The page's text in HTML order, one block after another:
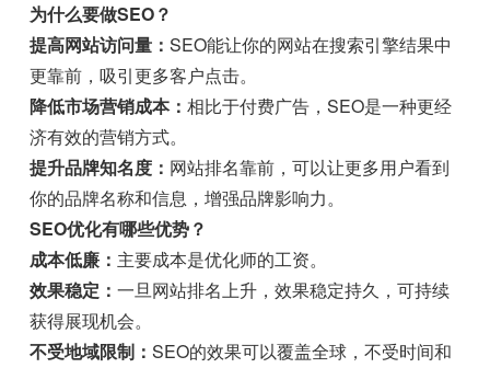
为什么要做SEO？
提高网站访问量：SEO能让你的网站在搜索引擎结果中
更靠前，吸引更多客户点击。
降低市场营销成本：相比于付费广告，SEO是一种更经
济有效的营销方式。
提升品牌知名度： 网站排名靠前，可以让更多用户看到
你的品牌名称和信息，增强品牌影响力。
SEO优化有哪些优势？
成本低廉： 主要成本是优化师的工资。
效果稳定：一旦网站排名上升，效果稳定持久，可持续
获得展现机会。
不受地域限制：SEO的效果可以覆盖全球，不受时间和